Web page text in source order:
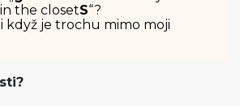
the closetS“?
když je trochu mimo moji